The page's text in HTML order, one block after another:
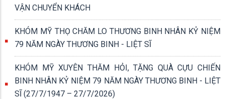
VẬN CHUYỂN KHÁCH
KHÓM MỸ THỌ CHĂM LO THƯƠNG BINH NHÂN KỶ NIỆM
79 NĂM NGÀY THƯƠNG BINH - LIỆT SĨ
KHÓM MỸ XUYÊN THĂM HỎI, TẶNG QUÀ CỰU CHIẾN
BINH NHÂN KỶ NIỆM 79 NĂM NGÀY THƯƠNG BINH - LIỆT
SĨ (27/7/1947 – 27/7/2026)